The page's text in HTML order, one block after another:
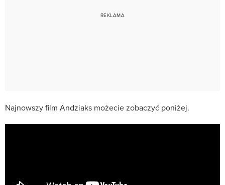
Najnowszy film Andziaks możecie zobaczyć poniżej.